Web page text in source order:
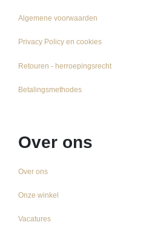
Algemene voorwaarden
Privacy Policy en cookies
Retouren - herroepingsrecht
Betalingsmethodes
Over ons
Over ons
Onze winkel
Vacatures